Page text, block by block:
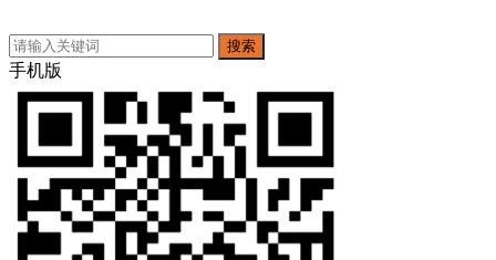
搜索
手机版